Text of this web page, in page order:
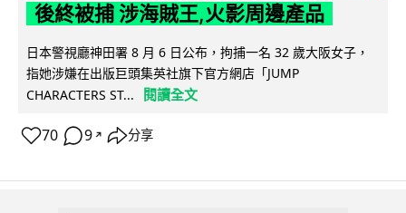
後終被捕 涉海賊王,火影周邊產品
日本警視廳神田署 8 月 6 日公布，拘捕一名 32 歲大阪女子，
指她涉嫌在出版巨頭集英社旗下官方網店「JUMP
CHARACTERS ST...
閱讀全文
70 9 ↗ 分享